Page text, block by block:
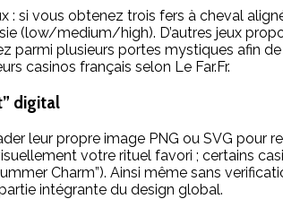
vous obtenez trois fers à cheval
(low/medium/high). D’autres jeux
parmi plusieurs portes mystiques afin
casinos français selon Le Far.Fr.​
digital
leur propre image PNG ou SVG pour
votre rituel favori ; certains
Charm”). Ainsi même sans
intégrante du design global.​